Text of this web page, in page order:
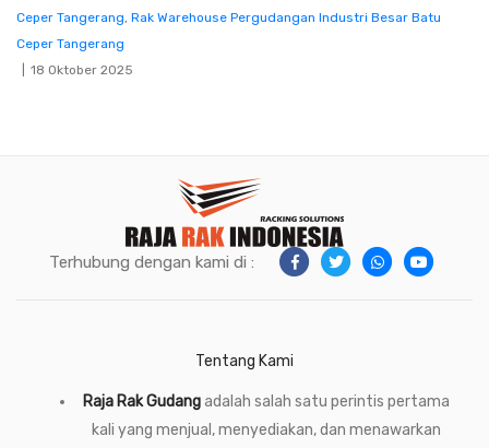
Ceper Tangerang, Rak Warehouse Pergudangan Industri Besar Batu
Ceper Tangerang
18 Oktober 2025
Terhubung dengan kami di :
Tentang Kami
Raja Rak Gudangadalah salah satu perintis pertama
kali yang menjual, menyediakan, dan menawarkan